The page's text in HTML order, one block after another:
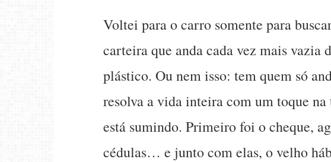
Voltei para o carro somente para
carteira que anda cada vez mais vazia
plástico. Ou nem isso: tem quem só
resolva a vida inteira com um toque
está sumindo. Primeiro foi o cheque,
cédulas… e junto com elas, o velho